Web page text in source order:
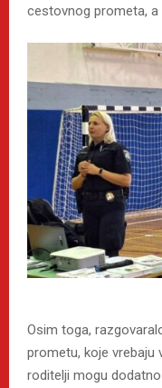
cestovnog prometa,
Osim toga,
prometu, koje vrebaju
roditelji mogu